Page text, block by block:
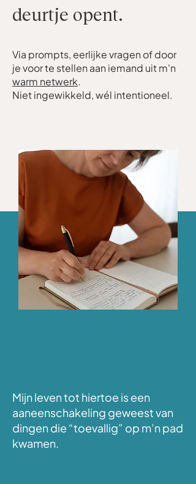
deurtje opent.
Via prompts, eerlijke vragen of door
je voor te stellen aan iemand uit m'n
warm netwerk.
Niet ingewikkeld, wél intentioneel.
Mijn leven tot hiertoe is een
aaneenschakeling geweest van
dingen die “toevallig” op m’n pad
kwamen.